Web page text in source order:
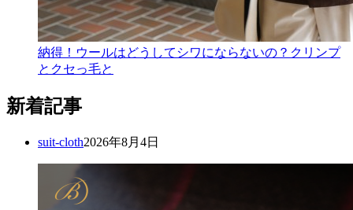
納得！ウールはどうしてシワにならないの？クリンプ
とクセっ毛と
新着記事
suit-cloth2026年8月4日